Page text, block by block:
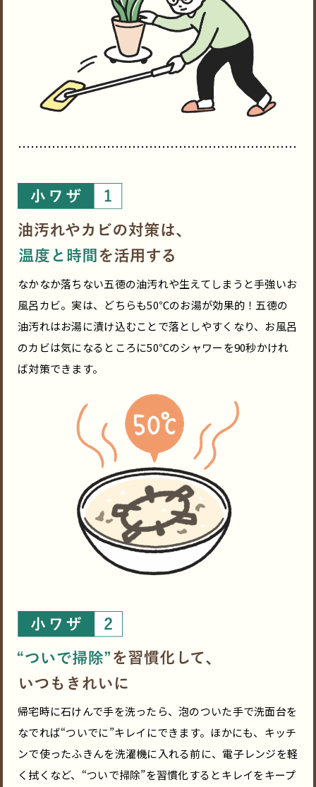
なかなか落ちない五徳の油汚れや生えてしまうと手強いお
風呂カビ。実は、どちらも50℃のお湯が効果的！五徳の
油汚れはお湯に漬け込むことで落としやすくなり、お風呂
のカビは気になるところに50℃のシャワーを90秒かけれ
ば対策できます。
帰宅時に石けんで手を洗ったら、泡のついた手で洗面台を
なでれば“ついでに”キレイにできます。ほかにも、キッチ
ンで使ったふきんを洗濯機に入れる前に、電子レンジを軽
く拭くなど、“ついで掃除”を習慣化するとキレイをキープ